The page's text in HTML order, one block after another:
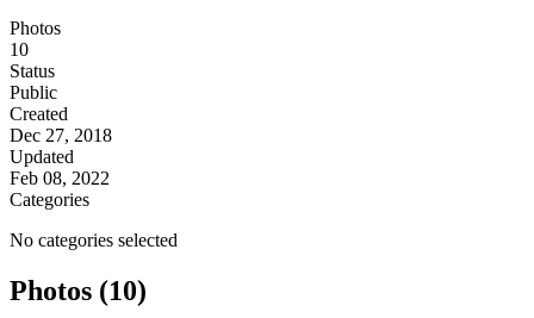
Photos
10
Status
Public
Created
Dec 27, 2018
Updated
Feb 08, 2022
Categories
No categories selected
Photos (10)